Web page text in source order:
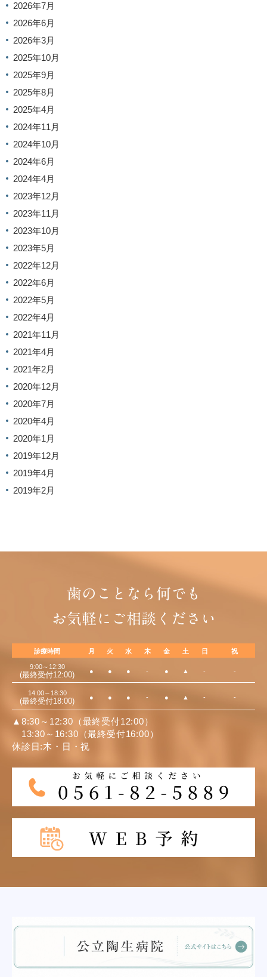
2026年7月
2026年6月
2026年3月
2025年10月
2025年9月
2025年8月
2025年4月
2024年11月
2024年10月
2024年6月
2024年4月
2023年12月
2023年11月
2023年10月
2023年5月
2022年12月
2022年6月
2022年5月
2022年4月
2021年11月
2021年4月
2021年2月
2020年12月
2020年7月
2020年4月
2020年1月
2019年12月
2019年4月
2019年2月
歯のことなら何でも
お気軽にご相談ください
診療時間 月 火 水 木 金 土 日 祝
9:00～12:30
(最終受付12:00) ● ● ● - ● ▲ - -
14:00～18:30
(最終受付18:00) ● ● ● - ● ▲ - -
▲8:30～12:30（最終受付12:00）
13:30～16:30（最終受付16:00）
休診日:木・日・祝